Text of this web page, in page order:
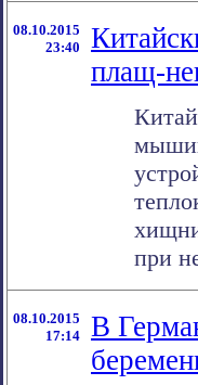
08.10.2015
23:40
плащ-
при
08.10.2015
17:14
В